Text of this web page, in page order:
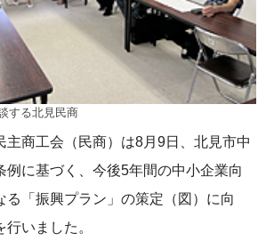
する北見民商
商工会（民商）は8月9日、北見市中
例に基づく、今後5年間の中小企業向
る「振興プラン」の策定（図）に向
いました。